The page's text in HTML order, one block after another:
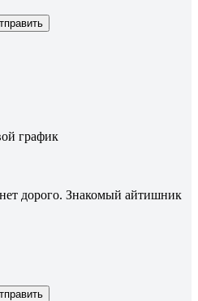
график
дорого. Знакомый айтишник